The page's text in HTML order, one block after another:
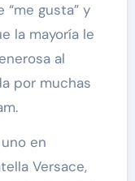
gusta” y
la mayoría le
al
por muchas
en
Versace,